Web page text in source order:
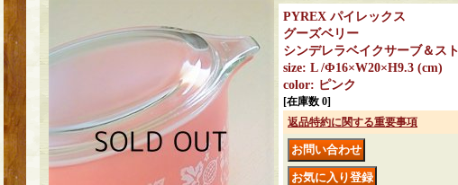
PYREX パイレックス
グーズベリー
シンデレラベイクサーブ＆
size: L /Φ16×W20×H9.3 (cm)
color: ピンク
[在庫数 0]
返品特約に関する重要事項